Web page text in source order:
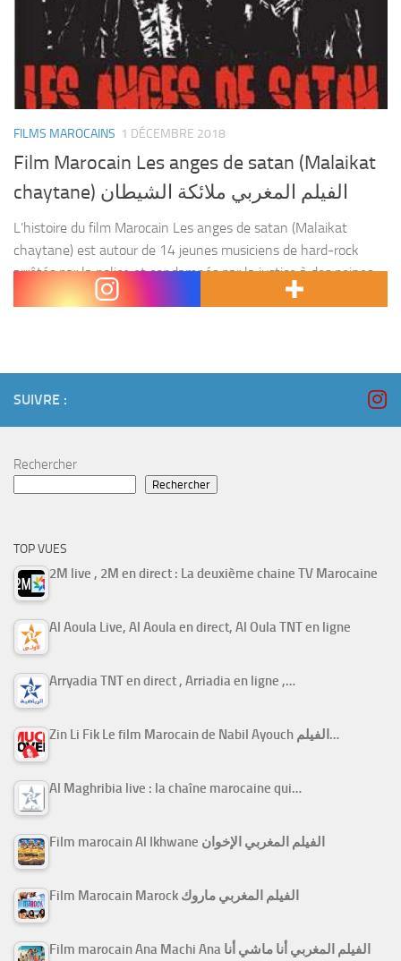
FILMS MAROCAINS 1 DÉCEMBRE 2018
Film Marocain Les anges de satan (Malaikat
chaytane) الفيلم المغربي ملائكة الشيطان
L’histoire du film Marocain Les anges de satan (Malaikat
chaytane) est autour de 14 jeunes musiciens de hard-rock
arrêtés par la police et condamnés par la justice à des peines
allant de trois mois...
SUIVRE :
Rechercher
Rechercher
TOP VUES
2M live , 2M en direct : La deuxième chaine TV Marocaine
Al Aoula Live, Al Aoula en direct, Al Oula TNT en ligne
Arryadia TNT en direct , Arriadia en ligne ,…
Zin Li Fik Le film Marocain de Nabil Ayouch الفيلم…
Al Maghribia live : la chaîne marocaine qui…
Film marocain Al Ikhwane الفيلم المغربي الإخوان
Film Marocain Marock الفيلم المغربي ماروك
Film marocain Ana Machi Ana الفيلم المغربي أنا ماشي أنا